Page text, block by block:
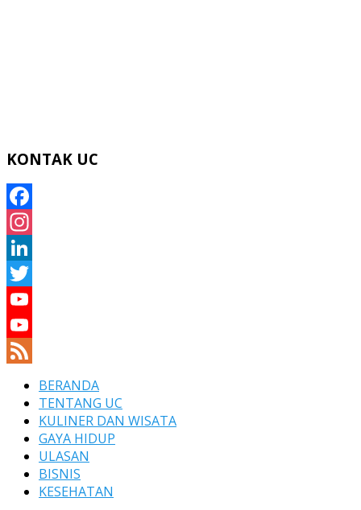
KONTAK UC
Facebook
Instagram
LinkedIn
Twitter
YouTube
YouTube
ChannelBERANDA
TENTANG UC
KULINER DAN WISATA
GAYA HIDUP
ULASAN
BISNIS
KESEHATAN